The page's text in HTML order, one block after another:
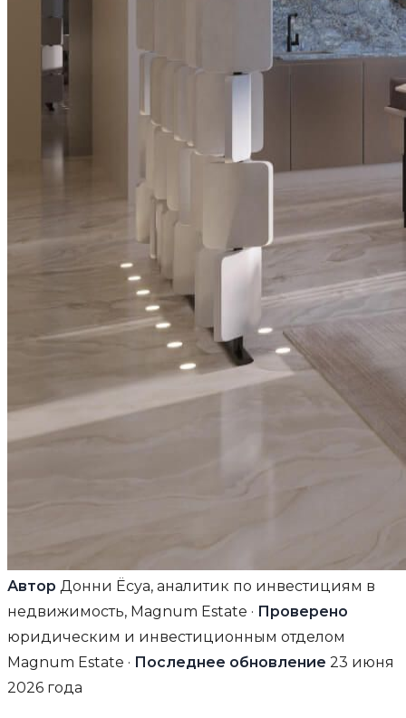
Автор Донни Ёсуа, аналитик по инвестициям в
недвижимость, Magnum Estate · Проверено
юридическим и инвестиционным отделом
Magnum Estate · Последнее обновление 23 июня
2026 года